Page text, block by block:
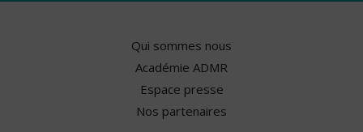
Qui sommes nous
Académie ADMR
Espace presse
Nos partenaires